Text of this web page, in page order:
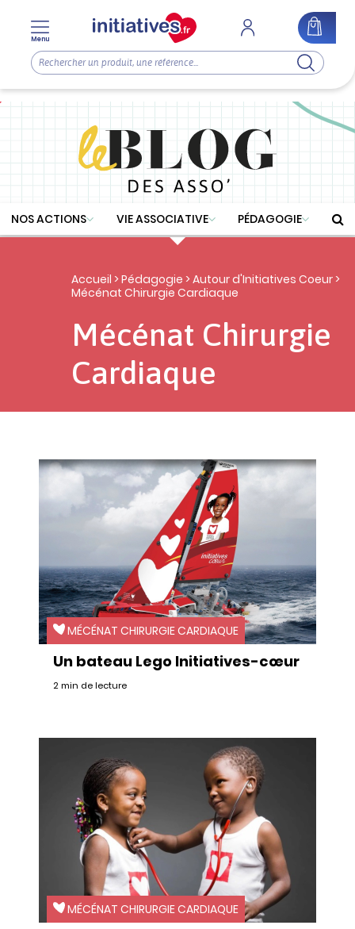
NOS ACTIONS VIE ASSOCIATIVE PÉDAGOGIE
Accueil >Pédagogie >Autour d'Initiatives Coeur>
Mécénat Chirurgie Cardiaque
Mécénat Chirurgie
Cardiaque
MÉCÉNAT CHIRURGIE CARDIAQUE
Un bateau Lego Initiatives-cœur
2 min de lecture
MÉCÉNAT CHIRURGIE CARDIAQUE
Menu